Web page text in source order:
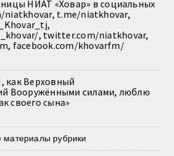
НИАТ «Ховар» в социальных
niatkhovar, t.me/niatkhovar,
, twitter.com/niatkhovar,
facebook.com/khovarfm/
как Верховный
Вооружёнными силами, люблю
своего сына»
материалы рубрики